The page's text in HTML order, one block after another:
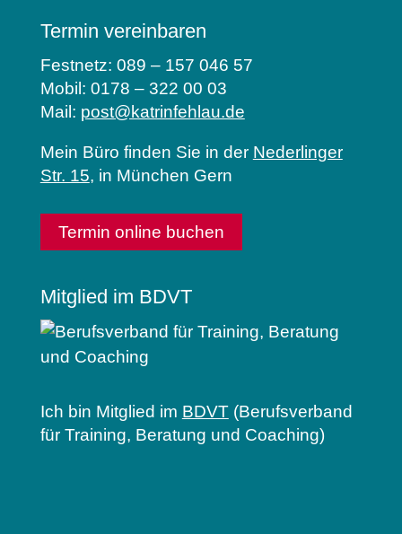
Termin vereinbaren
Festnetz: 089 – 157 046 57
Mobil: 0178 – 322 00 03
Mail: post@katrinfehlau.de
Mein Büro finden Sie in der Nederlinger
Str. 15, in München Gern
Termin online buchen
Mitglied im BDVT
Ich bin Mitglied im BDVT(Berufsverband
für Training, Beratung und Coaching)